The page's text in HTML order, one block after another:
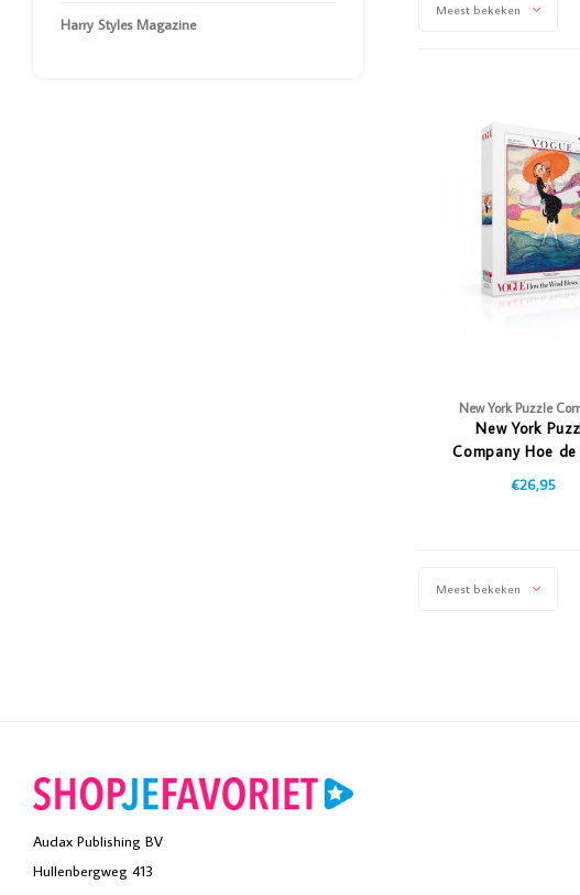
Harry Styles Magazine
Meest bekeken
New York Puzzle
New York
Company Hoe
waait - 1000
€26,95
Meest bekeken
Audax Publishing BV
Hullenbergweg 413